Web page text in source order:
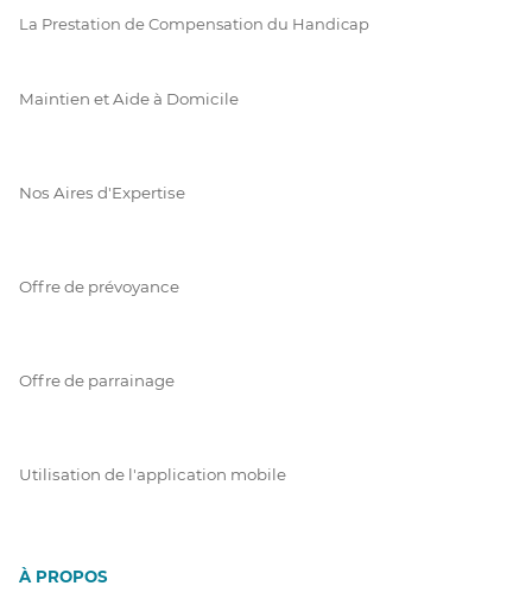
La Prestation de Compensation du Handicap
Maintien et Aide à Domicile
Nos Aires d'Expertise
Offre de prévoyance
Offre de parrainage
Utilisation de l'application mobile
À PROPOS